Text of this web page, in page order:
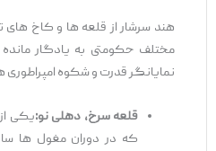
هند سرشار از قلعه ‌ها و کاخ‌ های
مختلف حکومتی به یادگار مانده
نمایانگر قدرت و شکوه امپراطوری
قلعه سرخ، دهلی نو:یکی از
که در دوران مغول ‌ها